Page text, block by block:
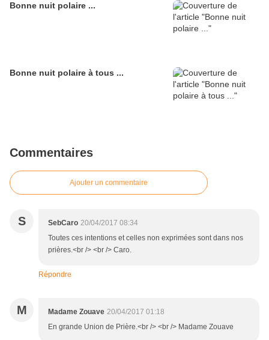
Bonne nuit polaire ...
Bonne nuit polaire à tous ...
Commentaires
Ajouter un commentaire
S SebCaro 20/04/2017 08:34
Toutes ces intentions et celles non exprimées sont dans nos
prières.<br /> <br /> Caro.
Répondre
M Madame Zouave 20/04/2017 01:18
En grande Union de Prière.<br /> <br /> Madame Zouave